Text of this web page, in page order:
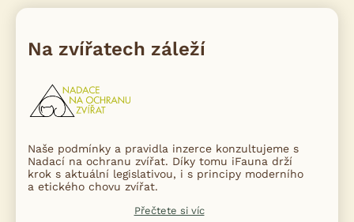
Na zvířatech záleží
Naše podmínky a pravidla inzerce konzultujeme s
Nadací na ochranu zvířat. Díky tomu iFauna drží
krok s aktuální legislativou, i s principy moderního
a etického chovu zvířat.
Přečtete si víc